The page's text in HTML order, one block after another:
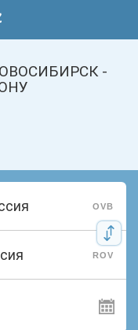
-
OVB
ROV